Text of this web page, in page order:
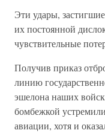
Эти удары,
их постоянной
чувствительные
Получив приказ
линию
эшелона наших
бомбежкой
авиации, хотя и